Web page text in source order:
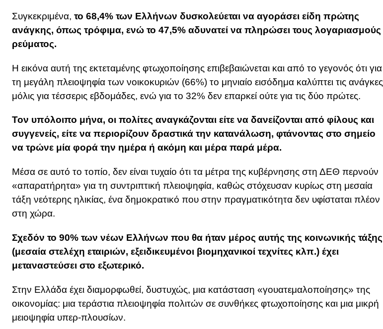
Συγκεκριμένα, το 68,4% των Ελλήνων δυσκολεύεται να αγοράσει είδη πρώτης
ανάγκης, όπως τρόφιμα, ενώ το 47,5% αδυνατεί να πληρώσει τους λογαριασμούς
ρεύματος.
Η εικόνα αυτή της εκτεταμένης φτωχοποίησης επιβεβαιώνεται και από το γεγονός ότι για
τη μεγάλη πλειοψηφία των νοικοκυριών (66%) το μηνιαίο εισόδημα καλύπτει τις ανάγκες
μόλις για τέσσερις εβδομάδες, ενώ για το 32% δεν επαρκεί ούτε για τις δύο πρώτες.
Τον υπόλοιπο μήνα, οι πολίτες αναγκάζονται είτε να δανείζονται από φίλους και
συγγενείς, είτε να περιορίζουν δραστικά την κατανάλωση, φτάνοντας στο σημείο
να τρώνε μία φορά την ημέρα ή ακόμη και μέρα παρά μέρα.
Μέσα σε αυτό το τοπίο, δεν είναι τυχαίο ότι τα μέτρα της κυβέρνησης στη ΔΕΘ περνούν
«απαρατήρητα» για τη συντριπτική πλειοψηφία, καθώς στόχευσαν κυρίως στη μεσαία
τάξη νεότερης ηλικίας, ένα δημοκρατικό που στην πραγματικότητα δεν υφίσταται πλέον
στη χώρα.
Σχεδόν το 90% των νέων Ελλήνων που θα ήταν μέρος αυτής της κοινωνικής τάξης
(μεσαία στελέχη εταιριών, εξειδικευμένοι βιομηχανικοί τεχνίτες κλπ.) έχει
μεταναστεύσει στο εξωτερικό.
Στην Ελλάδα έχει διαμορφωθεί, δυστυχώς, μια κατάσταση «γουατεμαλοποίησης» της
οικονομίας: μια τεράστια πλειοψηφία πολιτών σε συνθήκες φτωχοποίησης και μια μικρή
μειοψηφία υπερ-πλουσίων.